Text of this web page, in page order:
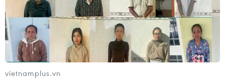
niên hạn ở Pháp
04/08/2026 01:03
vietnamplus.vn